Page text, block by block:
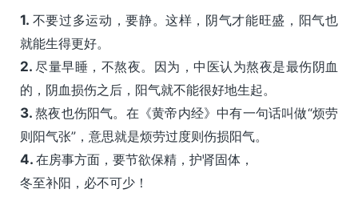
1. 不要过多运动，要静。这样，阴气才能旺盛，阳气也
就能生得更好。
2.尽量早睡，不熬夜。因为，中医认为熬夜是最伤阴血
的，阴血损伤之后，阳气就不能很好地生起。
3.熬夜也伤阳气。在《黄帝内经》中有一句话叫做“烦劳
则阳气张”，意思就是烦劳过度则伤损阳气。
4. 在房事方面，要节欲保精，护肾固体，
冬至补阳，必不可少！